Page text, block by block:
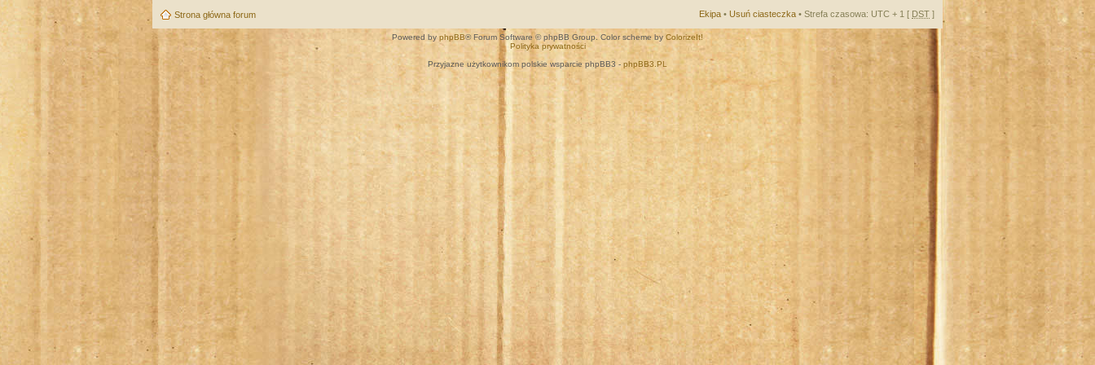
Strona główna forum Ekipa • Usuń ciasteczka • Strefa czasowa: UTC + 1 [ DST ]
Powered by phpBB® Forum Software © phpBB Group. Color scheme by ColorizeIt!
Polityka prywatności
Przyjazne użytkownikom polskie wsparcie phpBB3 - phpBB3.PL